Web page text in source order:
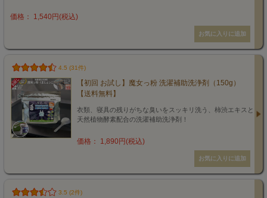
価格： 1,540円(税込)
4.5 (31件)
【初回 お試し】魔女っ粉 洗濯補助洗浄剤（150g）
【送料無料】
衣類、寝具の残りがちな臭いをスッキリ洗う、柿渋エキスと
天然植物酵素配合の洗濯補助洗浄剤！
価格： 1,890円(税込)
3.5 (2件)